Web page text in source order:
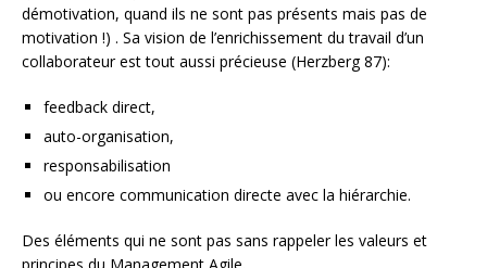
démotivation, quand ils ne sont pas présents mais pas de
motivation !) . Sa vision de l’enrichissement du travail d’un
collaborateur est tout aussi précieuse (Herzberg 87):
feedback direct,
auto-organisation,
responsabilisation
ou encore communication directe avec la hiérarchie.
Des éléments qui ne sont pas sans rappeler les valeurs et